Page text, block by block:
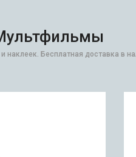
Бесплатная доставка в